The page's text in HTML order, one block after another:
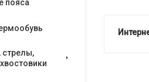
пояса
стрелы,